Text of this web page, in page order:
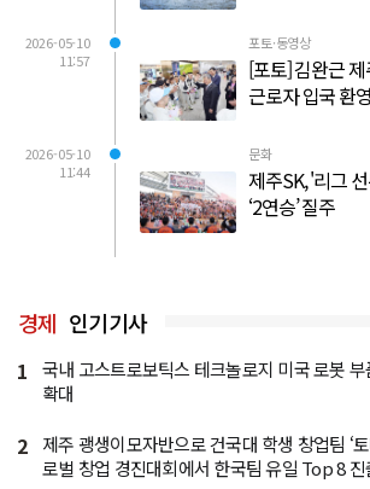
2026-05-10
11:57
포토·동영상
[포토] 김완근
근로자 입국 환영
2026-05-10
11:44
문화
제주SK, '리그
‘2연승’ 질주
경제 인기기사
1
국내 고스트로보틱스 테크놀로지 미국 로봇
확대
2
제주 괭생이모자반으로 건국대 학생 창업팀 ‘
로벌 창업 경진대회에서 한국팀 유일 Top 8 진